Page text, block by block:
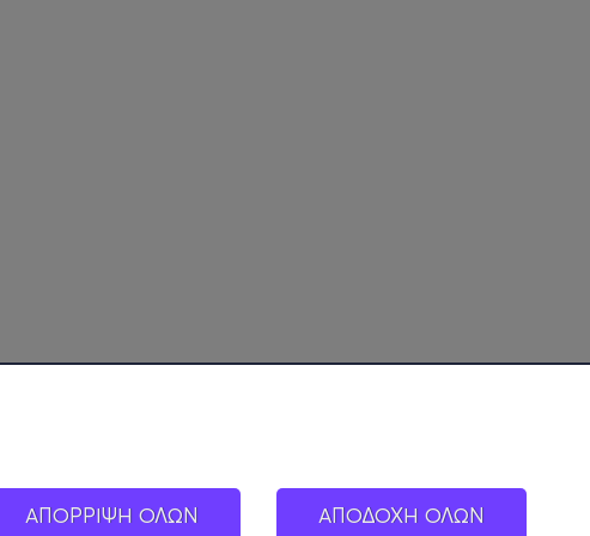
ΑΠΟΡΡΙΨΗ ΟΛΩΝ ΑΠΟΔΟΧΗ ΟΛΩΝ